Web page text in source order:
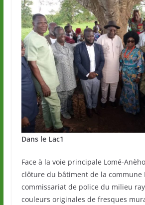
Dans le Lac1
Face à la voie principale Lomé-
clôture du bâtiment de la commune
commissariat de police du milieu
couleurs originales de fresques